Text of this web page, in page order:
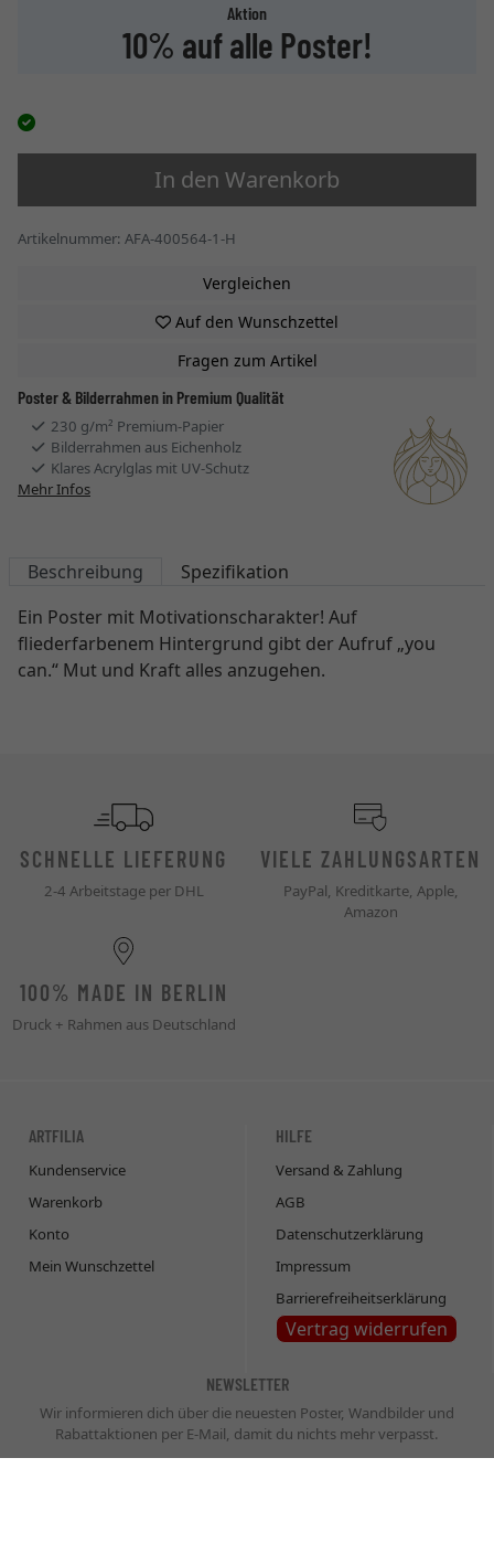
Aktion
10% auf alle Poster!
In den Warenkorb
Artikelnummer: AFA-400564-1-H
Vergleichen
Auf den Wunschzettel
Fragen zum Artikel
Poster & Bilderrahmen in Premium Qualität
230 g/m² Premium-Papier
Bilderrahmen aus Eichenholz
Klares Acrylglas mit UV-Schutz
Mehr Infos
Beschreibung
Spezifikation
Ein Poster mit Motivationscharakter! Auf
fliederfarbenem Hintergrund gibt der Aufruf „you
can.“ Mut und Kraft alles anzugehen.
SCHNELLE LIEFERUNG
2-4 Arbeitstage per DHL
VIELE ZAHLUNGSARTEN
PayPal, Kreditkarte, Apple,
Amazon
100% MADE IN BERLIN
Druck + Rahmen aus Deutschland
ARTFILIA
Kundenservice
Warenkorb
Konto
Mein Wunschzettel
HILFE
Versand & Zahlung
AGB
Datenschutzerklärung
Impressum
Barrierefreiheitserklärung
Vertrag widerrufen
NEWSLETTER
Wir informieren dich über die neuesten Poster, Wandbilder und
Rabattaktionen per E-Mail, damit du nichts mehr verpasst.